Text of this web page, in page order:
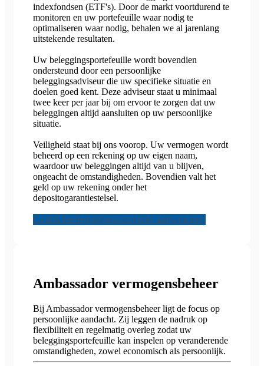
indexfondsen (ETF's). Door de markt voortdurend te
monitoren en uw portefeuille waar nodig te
optimaliseren waar nodig, behalen we al jarenlang
uitstekende resultaten.
Uw beleggingsportefeuille wordt bovendien
ondersteund door een persoonlijke
beleggingsadviseur die uw specifieke situatie en
doelen goed kent. Deze adviseur staat u minimaal
twee keer per jaar bij om ervoor te zorgen dat uw
beleggingen altijd aansluiten op uw persoonlijke
situatie.
Veiligheid staat bij ons voorop. Uw vermogen wordt
beheerd op een rekening op uw eigen naam,
waardoor uw beleggingen altijd van u blijven,
ongeacht de omstandigheden. Bovendien valt het
geld op uw rekening onder het
depositogarantiestelsel.
Gratis beleggingsvoorstel aanvragen
Ambassador vermogensbeheer
Bij Ambassador vermogensbeheer ligt de focus op
persoonlijke aandacht. Zij leggen de nadruk op
flexibiliteit en regelmatig overleg zodat uw
beleggingsportefeuille kan inspelen op veranderende
omstandigheden, zowel economisch als persoonlijk.